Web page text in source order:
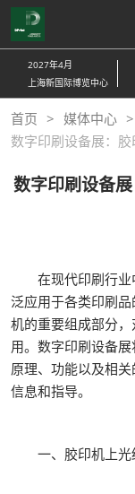
直
接
跳
至
内
容
2027年4月
上海新国际博览中心
首页 媒体中心
数字印刷设备展：
数字印刷设备
在现代印刷行业
泛应用于各类印刷
机的重要组成部分
用。数字印刷设备
原理、功能以及相
信息和指导。
一、胶印机上光